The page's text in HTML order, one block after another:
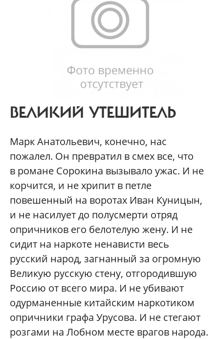
ВЕЛИКИЙ УТЕШИТЕЛЬ
Марк Анатольевич, конечно, нас
пожалел. Он превратил в смех все, что
в романе Сорокина вызывало ужас. И не
корчится, и не хрипит в петле
повешенный на воротах Иван Куницын,
и не насилует до полусмерти отряд
опричников его белотелую жену. И не
сидит на наркоте ненависти весь
русский народ, загнанный за огромную
Великую русскую стену, отгородившую
Россию от всего мира. И не убивают
одурманенные китайским наркотиком
опричники графа Урусова. И не стегают
розгами на Лобном месте врагов народа.